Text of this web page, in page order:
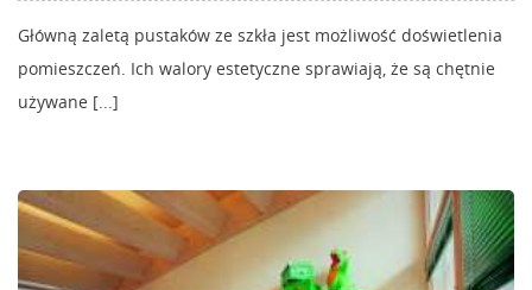
Główną zaletą pustaków ze szkła jest możliwość doświetlenia
pomieszczeń. Ich walory estetyczne sprawiają, że są chętnie
używane [...]